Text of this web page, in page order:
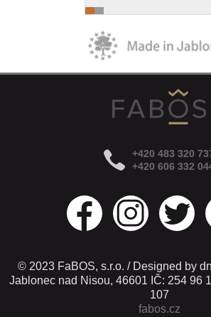
+420 483 320
+420 606 332
© 2023 FaBOS, s.r.o. / Designed by
Jablonec nad Nisou, 46601 IČ: 254 96
107
fabos.cz